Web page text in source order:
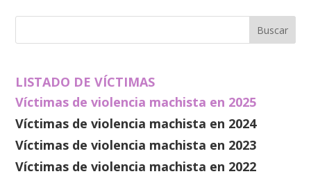
LISTADO DE VÍCTIMAS
Víctimas de violencia machista en 2025
Víctimas de violencia machista en 2024
Víctimas de violencia machista en 2023
Víctimas de violencia machista en 2022